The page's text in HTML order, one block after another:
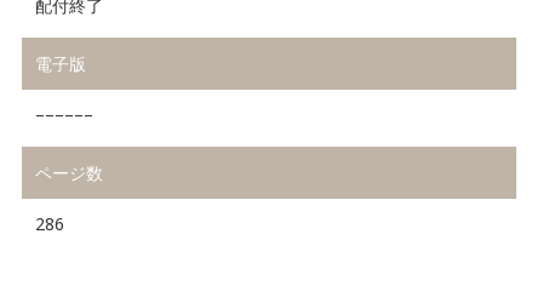
配付終了
電子版
––––––
ページ数
286